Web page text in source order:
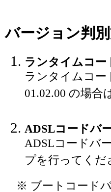
バージョン判
ランタイムコー
ランタイムコー
01.02.00 の場
ADSLコードバ
ADSLコードバ
プを行ってくだ
※ ブートコードバ